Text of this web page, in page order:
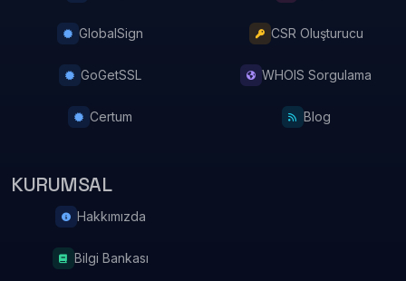
GlobalSign
GoGetSSL
Certum
CSR Oluşturucu
WHOIS Sorgulama
Blog
KURUMSAL
Hakkımızda
Bilgi Bankası